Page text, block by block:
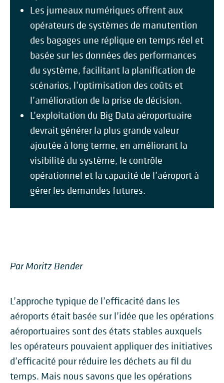
Les jumeaux numériques offrent aux
opérateurs de systèmes de manutention
des bagages une réplique en temps réel et
basée sur les données des performances
du système, facilitant la planification de
scénarios, l’optimisation des coûts et
l’amélioration de la prise de décision.
L’exploitation du Big Data aéroportuaire
devrait générer la plus grande valeur
ajoutée à long terme, en améliorant la
visibilité du système, le contrôle
opérationnel et la capacité de l’aéroport à
gérer les demandes futures.
Par Moritz Bender
L’approche typique de l’efficacité dans les
aéroports était basée sur l’idée que les opérations
aéroportuaires sont des états stables auxquels
les opérateurs pouvaient appliquer des initiatives
d’efficacité pour réduire les déchets au fil du
temps. Mais nous savons que les opérations